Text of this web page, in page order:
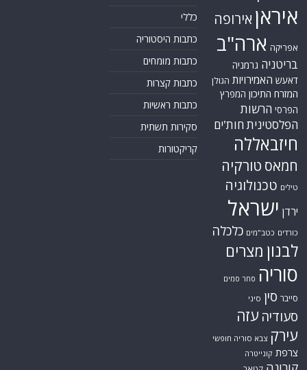
איראן אירופה
אפריקה ארה"ב
בריטניה גרמניה
דאעש האמירויות הגולן
המזרח התיכון המפרץ
הפרסי הרשות
הפלסטיניתחות'ים
חיזבאללה
חמאס טורקיה
טילים טכנולוגיה
ירדן ישראל
כורדים כטב"מים כלכלה
לבנון מצרים
סוריה סחר סמים
סייבר סין סיני
סעודיה עזה
עירק צבא סוריה חופשי
צרפת קונייטרה
כללי
כתבות היסטוריה
כתבות מומחים
כתבות קצרות
כתבות ראשיות
סקירות תשתית
קריקטורות